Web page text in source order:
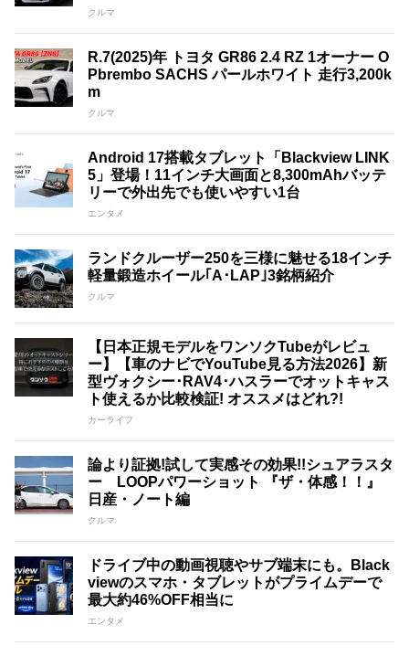
クルマ
R.7(2025)年 トヨタ GR86 2.4 RZ 1オーナー O
Pbrembo SACHS パールホワイト 走行3,200k
m
クルマ
Android 17搭載タブレット「Blackview LINK
5」登場！11インチ大画面と8,300mAhバッテ
リーで外出先でも使いやすい1台
エンタメ
ランドクルーザー250を三様に魅せる18インチ
軽量鍛造ホイール｢A･LAP｣3銘柄紹介
クルマ
【日本正規モデルをワンソクTubeがレビュ
ー】【車のナビでYouTube見る方法2026】新
型ヴォクシー･RAV4･ハスラーでオットキャス
ト使えるか比較検証! オススメはどれ?!
カーライフ
論より証拠!試して実感その効果!!シュアラスタ
ー LOOPパワーショット 『ザ・体感！！』
日産・ノート編
クルマ
ドライブ中の動画視聴やサブ端末にも。Black
viewのスマホ・タブレットがプライムデーで
最大約46%OFF相当に
エンタメ